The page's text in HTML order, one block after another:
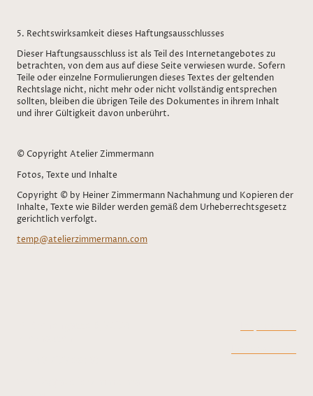
5. Rechtswirksamkeit dieses Haftungsausschlusses
Dieser Haftungsausschluss ist als Teil des Internetangebotes zu
betrachten, von dem aus auf diese Seite verwiesen wurde. Sofern
Teile oder einzelne Formulierungen dieses Textes der geltenden
Rechtslage nicht, nicht mehr oder nicht vollständig entsprechen
sollten, bleiben die übrigen Teile des Dokumentes in ihrem Inhalt
und ihrer Gültigkeit davon unberührt.
© Copyright Atelier Zimmermann
Fotos, Texte und Inhalte
Copyright © by Heiner Zimmermann Nachahmung und Kopieren der
Inhalte, Texte wie Bilder werden gemäß dem Urheberrechtsgesetz
gerichtlich verfolgt.
temp@atelierzimmermann.com